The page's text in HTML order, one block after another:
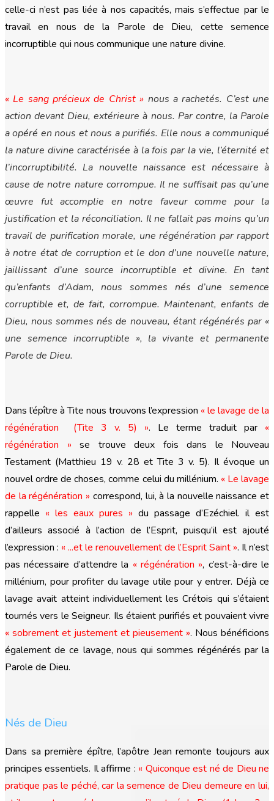
celle-ci n’est pas liée à nos capacités, mais s’effectue par le
travail en nous de la Parole de Dieu, cette semence
incorruptible qui nous communique une nature divine.
« Le sang précieux de Christ » nous a rachetés. C’est une
action devant Dieu, extérieure à nous. Par contre, la Parole
a opéré en nous et nous a purifiés. Elle nous a communiqué
la nature divine caractérisée à la fois par la vie, l’éternité et
l’incorruptibilité. La nouvelle naissance est nécessaire à
cause de notre nature corrompue. Il ne suffisait pas qu’une
œuvre fut accomplie en notre faveur comme pour la
justification et la réconciliation. Il ne fallait pas moins qu’un
travail de purification morale, une régénération par rapport
à notre état de corruption et le don d’une nouvelle nature,
jaillissant d’une source incorruptible et divine. En tant
qu’enfants d’Adam, nous sommes nés d’une semence
corruptible et, de fait, corrompue. Maintenant, enfants de
Dieu, nous sommes nés de nouveau, étant régénérés par «
une semence incorruptible », la vivante et permanente
Parole de Dieu.
Dans l’épître à Tite nous trouvons l’expression « le lavage de la
régénération (Tite 3 v. 5) ». Le terme traduit par «
régénération » se trouve deux fois dans le Nouveau
Testament (Matthieu 19 v. 28 et Tite 3 v. 5). Il évoque un
nouvel ordre de choses, comme celui du millénium. « Le lavage
de la régénération » correspond, lui, à la nouvelle naissance et
rappelle « les eaux pures » du passage d’Ezéchiel. il est
d’ailleurs associé à l’action de l’Esprit, puisqu’il est ajouté
l’expression : « ...et le renouvellement de l’Esprit Saint ». Il n’est
pas nécessaire d’attendre la « régénération », c’est-à-dire le
millénium, pour profiter du lavage utile pour y entrer. Déjà ce
lavage avait atteint individuellement les Crétois qui s’étaient
tournés vers le Seigneur. Ils étaient purifiés et pouvaient vivre
« sobrement et justement et pieusement ». Nous bénéficions
également de ce lavage, nous qui sommes régénérés par la
Parole de Dieu.
Nés de Dieu
Dans sa première épître, l’apôtre Jean remonte toujours aux
principes essentiels. Il affirme : « Quiconque est né de Dieu ne
pratique pas le péché, car la semence de Dieu demeure en lui,